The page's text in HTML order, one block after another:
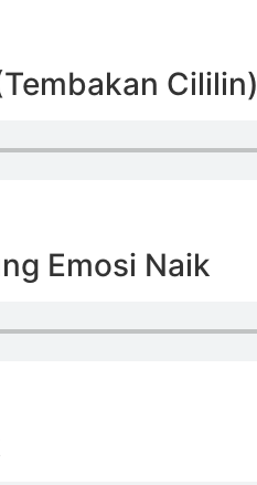
Cililin)
Emosi Naik